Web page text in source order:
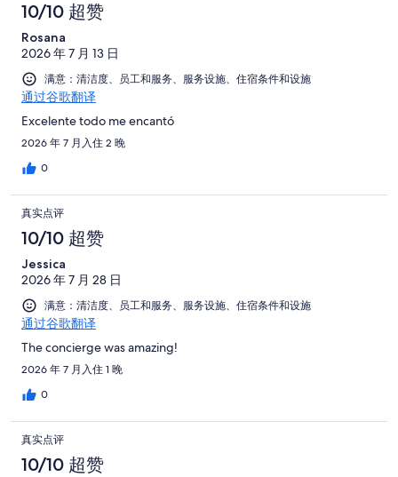
10/10 超赞
Rosana
2026 年 7 月 13 日
满意：清洁度、员工和服务、服务设施、住宿条件和设施
通过谷歌翻译
Excelente todo me encantó
2026 年 7 月入住 2 晚
0
真实点评
10/10 超赞
Jessica
2026 年 7 月 28 日
满意：清洁度、员工和服务、服务设施、住宿条件和设施
通过谷歌翻译
The concierge was amazing!
2026 年 7 月入住 1 晚
0
真实点评
10/10 超赞